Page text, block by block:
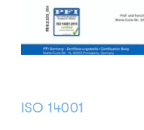
ISO 14001